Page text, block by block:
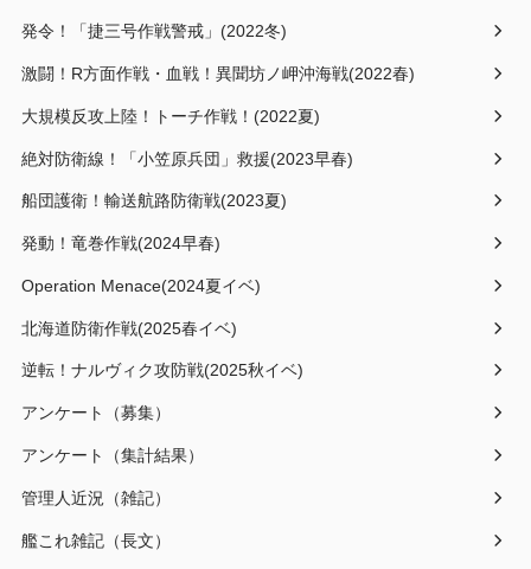
発令！「捷三号作戦警戒」(2022冬)
激闘！R方面作戦・血戦！異聞坊ノ岬沖海戦(2022春)
大規模反攻上陸！トーチ作戦！(2022夏)
絶対防衛線！「小笠原兵団」救援(2023早春)
船団護衛！輸送航路防衛戦(2023夏)
発動！竜巻作戦(2024早春)
Operation Menace(2024夏イベ)
北海道防衛作戦(2025春イベ)
逆転！ナルヴィク攻防戦(2025秋イベ)
アンケート（募集）
アンケート（集計結果）
管理人近況（雑記）
艦これ雑記（長文）